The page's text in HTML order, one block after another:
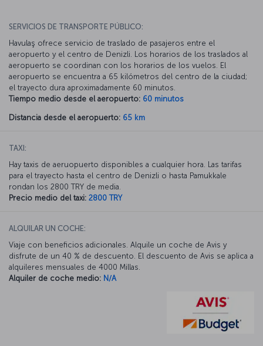
SERVICIOS DE TRANSPORTE PÚBLICO:
Havulaş ofrece servicio de traslado de pasajeros entre el
aeropuerto y el centro de Denizli. Los horarios de los traslados al
aeropuerto se coordinan con los horarios de los vuelos. El
aeropuerto se encuentra a 65 kilómetros del centro de la ciudad;
el trayecto dura aproximadamente 60 minutos.
Tiempo medio desde el aeropuerto: 60 minutos
Distancia desde el aeropuerto: 65 km
TAXI:
Hay taxis de aeruopuerto disponibles a cualquier hora. Las tarifas
para el trayecto hasta el centro de Denizli o hasta Pamukkale
rondan los 2800 TRY de media.
Precio medio del taxi: 2800 TRY
ALQUILAR UN COCHE:
Viaje con beneficios adicionales. Alquile un coche de Avis y
disfrute de un 40 % de descuento. El descuento de Avis se aplica a
alquileres mensuales de 4000 Millas.
Alquiler de coche medio: N/A